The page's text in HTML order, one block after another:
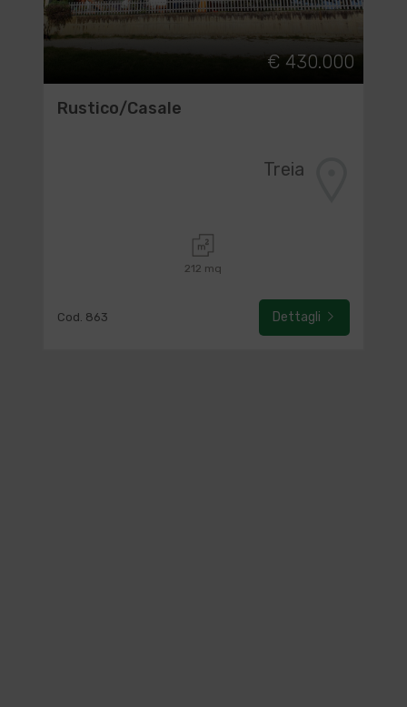
€ 430.000
Rustico/Casale
Treia
212 mq
Cod. 863 Dettagli